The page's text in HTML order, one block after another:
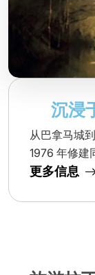
沉浸
从巴拿马城
1976 年修建
更多信息